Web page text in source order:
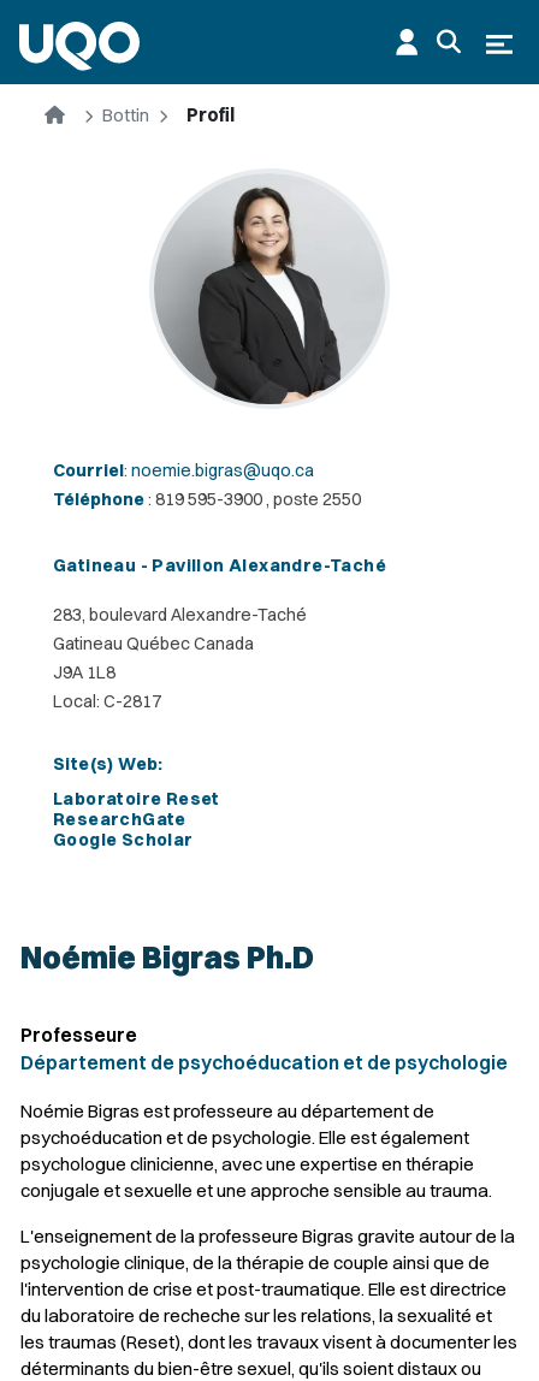
AccueilBottin Profil
Courriel: noemie.bigras@uqo.ca
Téléphone: 819 595-3900 , poste 2550
Gatineau - Pavillon Alexandre-Taché
283, boulevard Alexandre-Taché
Gatineau Québec Canada
J9A 1L8
Local: C-2817
Site(s) Web:
Laboratoire Reset
ResearchGate
Google Scholar
Noémie Bigras Ph.D
Professeure
Département de psychoéducation et de psychologie
Noémie Bigras est professeure au département de
psychoéducation et de psychologie. Elle est également
psychologue clinicienne, avec une expertise en thérapie
conjugale et sexuelle et une approche sensible au trauma.
L'enseignement de la professeure Bigras gravite autour de la
psychologie clinique, de la thérapie de couple ainsi que de
l'intervention de crise et post-traumatique. Elle est directrice
du laboratoire de recheche sur les relations, la sexualité et
les traumas (Reset), dont les travaux visent à documenter les
déterminants du bien-être sexuel, qu'ils soient distaux ou